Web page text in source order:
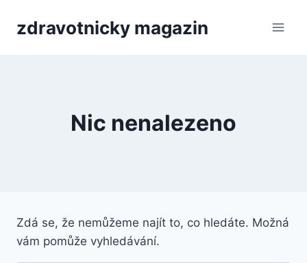
zdravotnicky magazin
Nic nenalezeno
Zdá se, že nemůžeme najít to, co hledáte. Možná
vám pomůže vyhledávání.